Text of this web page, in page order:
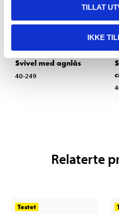
TILLAT
IKKE
6990
Svivel med agnlås
40-249
Relaterte
Testet